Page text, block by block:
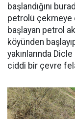
başlandığını
petrolü çekmeye
başlayan petrol
köyünden
yakınlarında
ciddi bir çevre